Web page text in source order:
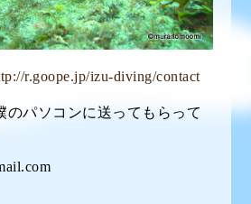
r.goope.jp/izu-diving/contact
のパソコンに送ってもらって